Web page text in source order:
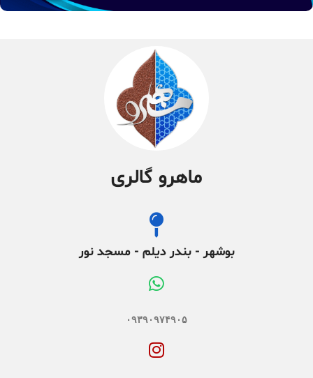
ماهرو گالری
بوشهر - بندر دیلم - مسجد نور
۰۹۳۹۰۹۷۴۹۰۵